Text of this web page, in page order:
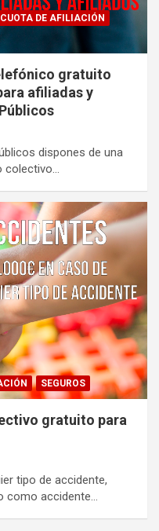
DE AFILIACIÓN
gratuito
afiliadas y
dispones de una
colectivo…
SEGUROS
gratuito para
tipo de accidente,
como accidente…